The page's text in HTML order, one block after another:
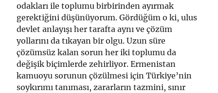
odakları ile toplumu birbirinden ayırmak
gerektiğini düşünüyorum. Gördüğüm o ki, ulus
devlet anlayışı her tarafta aynı ve çözüm
yollarını da tıkayan bir olgu. Uzun süre
çözümsüz kalan sorun her iki toplumu da
değişik biçimlerde zehirliyor. Ermenistan
kamuoyu sorunun çözülmesi için Türkiye’nin
soykırımı tanıması, zararların tazmini, sınır